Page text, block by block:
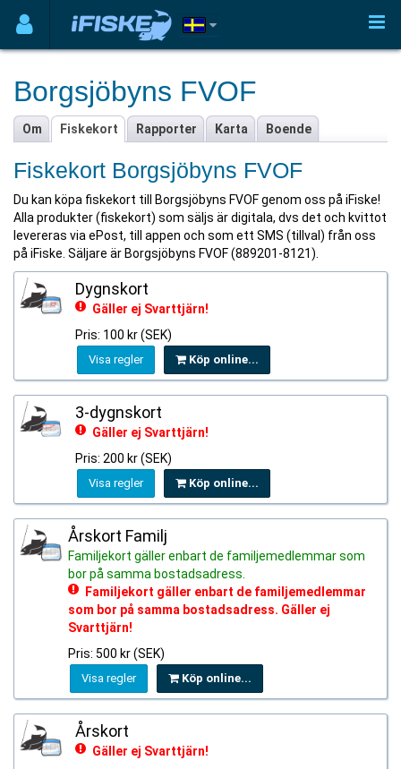
Borgsjöbyns FVOF
Om Fiskekort Rapporter Karta Boende
Fiskekort Borgsjöbyns FVOF
Du kan köpa fiskekort till Borgsjöbyns FVOF genom oss på iFiske!
Alla produkter (fiskekort) som säljs är digitala, dvs det och kvittot
levereras via ePost, till appen och som ett SMS (tillval) från oss
på iFiske. Säljare är Borgsjöbyns FVOF (889201-8121).
Dygnskort
Gäller ej Svarttjärn!
Pris: 100 kr (SEK)
Visa regler Köp online...
3-dygnskort
Gäller ej Svarttjärn!
Pris: 200 kr (SEK)
Visa regler Köp online...
Årskort Familj
Familjekort gäller enbart de familjemedlemmar som
bor på samma bostadsadress.
Familjekort gäller enbart de familjemedlemmar
som bor på samma bostadsadress. Gäller ej
Svarttjärn!
Pris: 500 kr (SEK)
Visa regler Köp online...
Årskort
Gäller ej Svarttjärn!